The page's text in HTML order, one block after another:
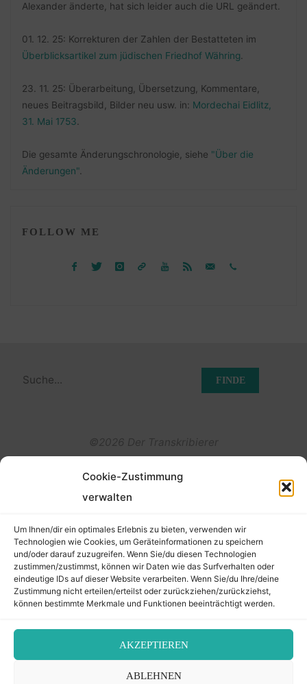
Cookie-Zustimmung
verwalten
Um Ihnen/dir ein optimales Erlebnis zu bieten, verwenden wir
Technologien wie Cookies, um Geräteinformationen zu speichern
und/oder darauf zuzugreifen. Wenn Sie/du diesen Technologien
zustimmen/zustimmst, können wir Daten wie das Surfverhalten oder
eindeutige IDs auf dieser Website verarbeiten. Wenn Sie/du Ihre/deine
Zustimmung nicht erteilen/erteilst oder zurückziehen/zurückziehst,
können bestimmte Merkmale und Funktionen beeinträchtigt werden.
AKZEPTIEREN
ABLEHNEN
Alexander änderte, hat sich leider auch die URL geändert.
01. 12. 25: Korrekturen der Zahlen der Bestatteten im
Überblicksartikel zum jüdischen Friedhof Währing
23. 11. 25: Überarbeitung, Übersetzung, Kommentare,
neues Beitragsbild, Bilder neu usw. in: Mordechai Eidlitz,
31. Mai 1753
Die gesamte Änderungschronologie, siehe "Über die
Änderungen".
FOLLOW ME
Suchen
©2026 Der Transkribierer
Datenschutz
Cookie-Richtlinie (EU)
to
Top